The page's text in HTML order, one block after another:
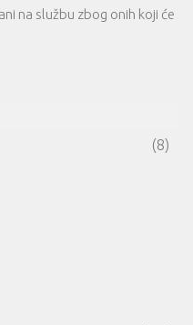
na službu zbog onih koji će
(8)